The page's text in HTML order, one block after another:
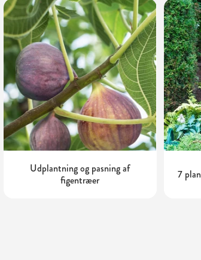
Udplantning og pasning af
figentræer
7